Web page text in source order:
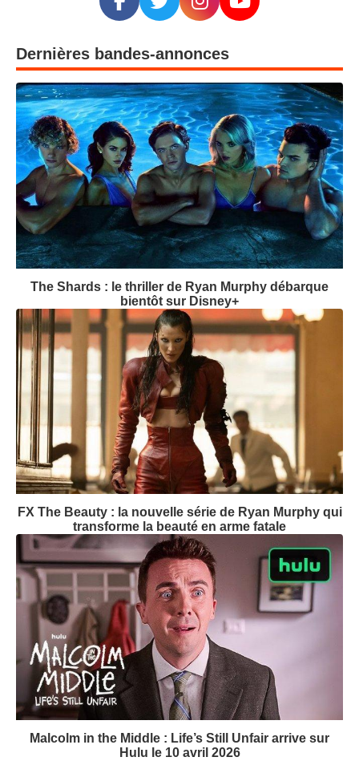
Dernières bandes-annonces
The Shards : le thriller de Ryan Murphy débarque
bientôt sur Disney+
FX The Beauty : la nouvelle série de Ryan Murphy qui
transforme la beauté en arme fatale
Malcolm in the Middle : Life’s Still Unfair arrive sur
Hulu le 10 avril 2026